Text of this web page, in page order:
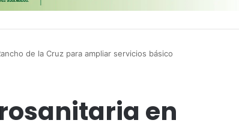
de la Cruz para ampliar servicios básico
en